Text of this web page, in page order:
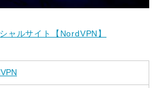
ャルサイト【NordVPN】